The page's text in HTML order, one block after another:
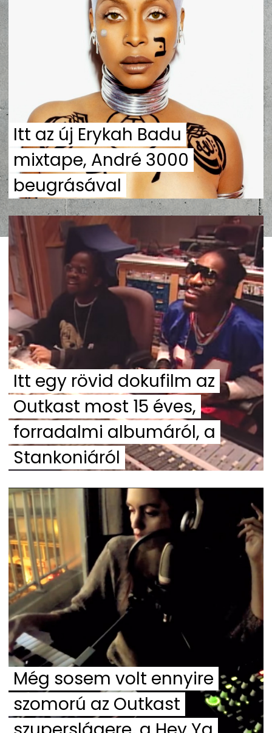
Itt az új Erykah Badu
mixtape, André 3000
beugrásával
Itt egy rövid dokufilm az
Outkast most 15 éves,
forradalmi albumáról, a
Stankoniáról
Még sosem volt ennyire
szomorú az Outkast